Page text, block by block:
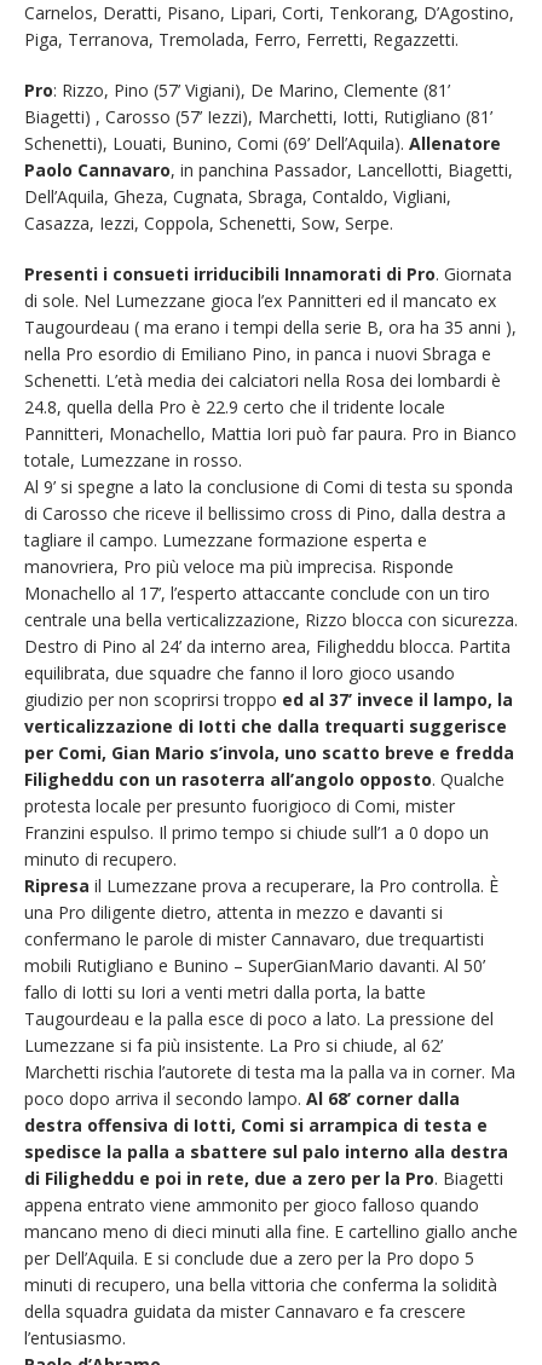
Carnelos, Deratti, Pisano, Lipari, Corti, Tenkorang, D’Agostino,
Piga, Terranova, Tremolada, Ferro, Ferretti, Regazzetti.
Pro: Rizzo, Pino (57’ Vigiani), De Marino, Clemente (81’
Biagetti) , Carosso (57’ Iezzi), Marchetti, Iotti, Rutigliano (81’
Schenetti), Louati, Bunino, Comi (69’ Dell’Aquila). Allenatore
Paolo Cannavaro, in panchina Passador, Lancellotti, Biagetti,
Dell’Aquila, Gheza, Cugnata, Sbraga, Contaldo, Vigliani,
Casazza, Iezzi, Coppola, Schenetti, Sow, Serpe.
Presenti i consueti irriducibili Innamorati di Pro. Giornata
di sole. Nel Lumezzane gioca l’ex Pannitteri ed il mancato ex
Taugourdeau ( ma erano i tempi della serie B, ora ha 35 anni ),
nella Pro esordio di Emiliano Pino, in panca i nuovi Sbraga e
Schenetti. L’età media dei calciatori nella Rosa dei lombardi è
24.8, quella della Pro è 22.9 certo che il tridente locale
Pannitteri, Monachello, Mattia Iori può far paura. Pro in Bianco
totale, Lumezzane in rosso.
Al 9’ si spegne a lato la conclusione di Comi di testa su sponda
di Carosso che riceve il bellissimo cross di Pino, dalla destra a
tagliare il campo. Lumezzane formazione esperta e
manovriera, Pro più veloce ma più imprecisa. Risponde
Monachello al 17’, l’esperto attaccante conclude con un tiro
centrale una bella verticalizzazione, Rizzo blocca con sicurezza.
Destro di Pino al 24’ da interno area, Filigheddu blocca. Partita
equilibrata, due squadre che fanno il loro gioco usando
giudizio per non scoprirsi troppo ed al 37’ invece il lampo, la
verticalizzazione di Iotti che dalla trequarti suggerisce
per Comi, Gian Mario s’invola, uno scatto breve e fredda
Filigheddu con un rasoterra all’angolo opposto. Qualche
protesta locale per presunto fuorigioco di Comi, mister
Franzini espulso. Il primo tempo si chiude sull’1 a 0 dopo un
minuto di recupero.
Ripresa il Lumezzane prova a recuperare, la Pro controlla. È
una Pro diligente dietro, attenta in mezzo e davanti si
confermano le parole di mister Cannavaro, due trequartisti
mobili Rutigliano e Bunino – SuperGianMario davanti. Al 50’
fallo di Iotti su Iori a venti metri dalla porta, la batte
Taugourdeau e la palla esce di poco a lato. La pressione del
Lumezzane si fa più insistente. La Pro si chiude, al 62’
Marchetti rischia l’autorete di testa ma la palla va in corner. Ma
poco dopo arriva il secondo lampo. Al 68’ corner dalla
destra offensiva di Iotti, Comi si arrampica di testa e
spedisce la palla a sbattere sul palo interno alla destra
di Filigheddu e poi in rete, due a zero per la Pro. Biagetti
appena entrato viene ammonito per gioco falloso quando
mancano meno di dieci minuti alla fine. E cartellino giallo anche
per Dell’Aquila. E si conclude due a zero per la Pro dopo 5
minuti di recupero, una bella vittoria che conferma la solidità
della squadra guidata da mister Cannavaro e fa crescere
l’entusiasmo.